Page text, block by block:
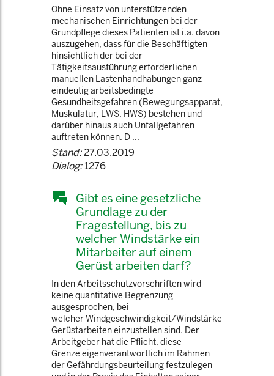
Ohne Einsatz von unterstützenden
mechanischen Einrichtungen bei der
Grundpflege dieses Patienten ist i.a. davon
auszugehen, dass für die Beschäftigten
hinsichtlich der bei der
Tätigkeitsausführung erforderlichen
manuellen Lastenhandhabungen ganz
eindeutig arbeitsbedingte
Gesundheitsgefahren (Bewegungsapparat,
Muskulatur, LWS, HWS) bestehen und
darüber hinaus auch Unfallgefahren
auftreten können. D ...
Stand:27.03.2019
Dialog:1276
Gibt es eine gesetzliche
Grundlage zu der
Fragestellung, bis zu
welcher Windstärke ein
Mitarbeiter auf einem
Gerüst arbeiten darf?
In den Arbeitsschutzvorschriften wird
keine quantitative Begrenzung
ausgesprochen, bei
welcher Windgeschwindigkeit/Windstärke
Gerüstarbeiten einzustellen sind. Der
Arbeitgeber hat die Pflicht, diese
Grenze eigenverantwortlich im Rahmen
der Gefährdungsbeurteilung festzulegen